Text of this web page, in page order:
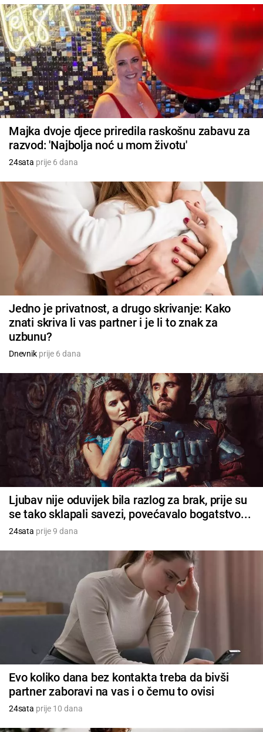
Majka dvoje djece priredila raskošnu zabavu za
razvod: 'Najbolja noć u mom životu'
24sata prije 6 dana
Jedno je privatnost, a drugo skrivanje: Kako
znati skriva li vas partner i je li to znak za
uzbunu?
Dnevnikprije 6 dana
Ljubav nije oduvijek bila razlog za brak, prije su
se tako sklapali savezi, povećavalo bogatstvo...
24sata prije 9 dana
Evo koliko dana bez kontakta treba da bivši
partner zaboravi na vas i o čemu to ovisi
24sata prije 10 dana